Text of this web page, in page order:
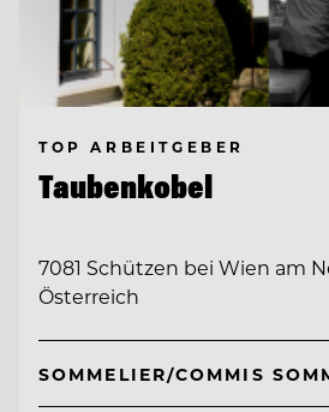
TOP ARBEITGEBER
Taubenkobel
7081 Schützen bei Wien am
Österreich
SOMMELIER/COMMIS